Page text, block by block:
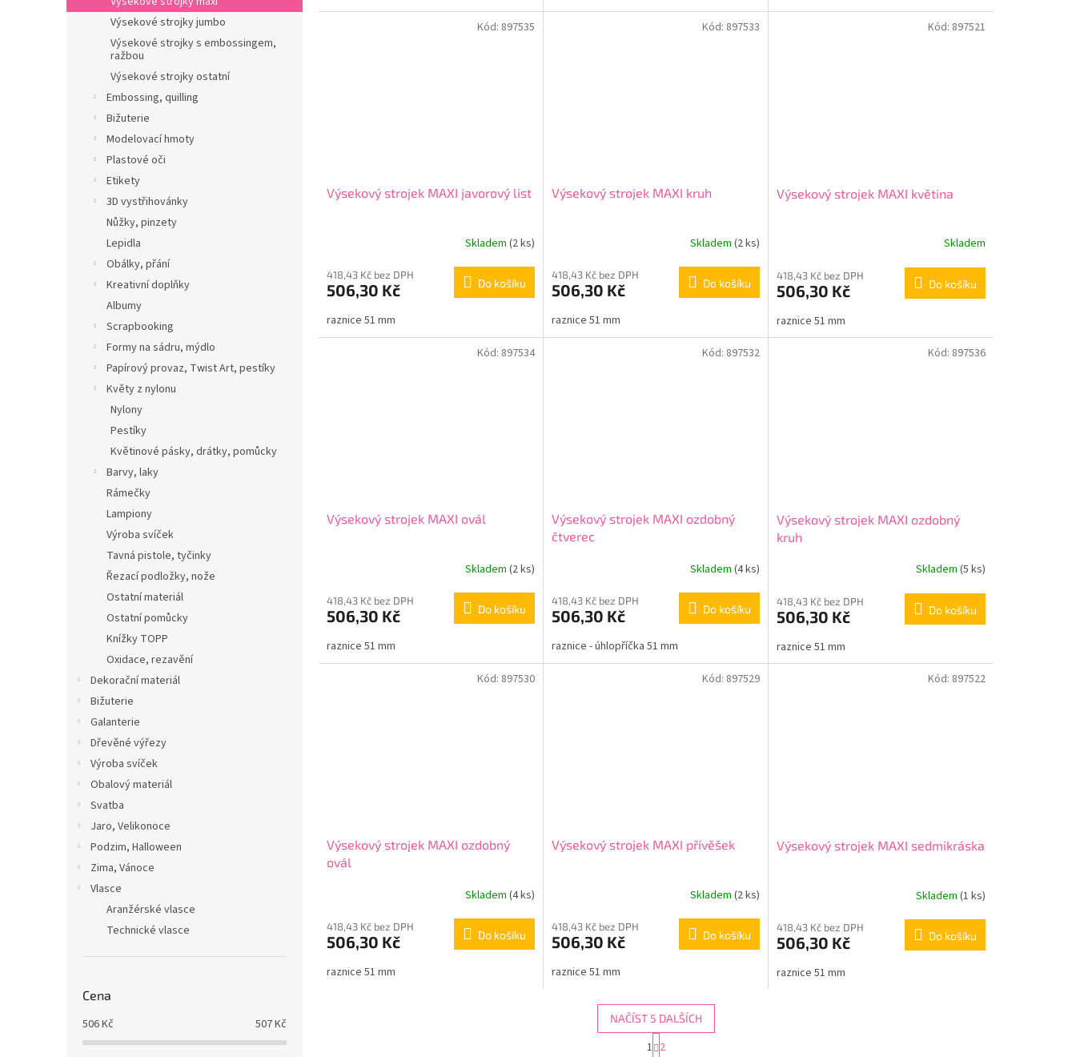
Výsekové strojky jumbo
Výsekové strojky s embossingem,
ražbou
Výsekové strojky ostatní
Embossing, quilling
Bižuterie
Modelovací hmoty
Plastové oči
Etikety
3D vystřihovánky
Nůžky, pinzety
Lepidla
Obálky, přání
Kreativní doplňky
Albumy
Scrapbooking
Formy na sádru, mýdlo
Papírový provaz, Twist Art, pestíky
Květy z nylonu
Nylony
Pestíky
Květinové pásky, drátky, pomůcky
Barvy, laky
Rámečky
Lampiony
Výroba svíček
Tavná pistole, tyčinky
Řezací podložky, nože
Ostatní materiál
Ostatní pomůcky
Knížky TOPP
Oxidace, rezavění
Dekorační materiál
Bižuterie
Galanterie
Dřevěné výřezy
Výroba svíček
Obalový materiál
Svatba
Jaro, Velikonoce
Podzim, Halloween
Zima, Vánoce
Vlasce
Aranžérské vlasce
Technické vlasce
Cena
506Kč 507Kč
Výsekový strojek MAXI javorový list
Skladem (2 ks)
418,43 Kč bez DPH
506,30 Kč Do košíku
raznice 51 mm
Kód: 897535
Výsekový strojek MAXI kruh
Skladem (2 ks)
418,43 Kč bez DPH
506,30 Kč Do košíku
raznice 51 mm
Kód: 897533
Výsekový strojek MAXI květina
Skladem
418,43 Kč bez DPH
506,30 Kč Do košíku
raznice 51 mm
Kód: 897521
Výsekový strojek MAXI ovál
Skladem (2 ks)
418,43 Kč bez DPH
506,30 Kč Do košíku
raznice 51 mm
Kód: 897534
Výsekový strojek MAXI ozdobný
čtverec
Skladem (4 ks)
418,43 Kč bez DPH
506,30 Kč Do košíku
raznice - úhlopříčka 51 mm
Kód: 897532
Výsekový strojek MAXI ozdobný
kruh
Skladem (5 ks)
418,43 Kč bez DPH
506,30 Kč Do košíku
raznice 51 mm
Kód: 897536
Výsekový strojek MAXI ozdobný
ovál
Skladem (4 ks)
418,43 Kč bez DPH
506,30 Kč Do košíku
raznice 51 mm
Kód: 897530
Výsekový strojek MAXI přívěšek
Skladem (2 ks)
418,43 Kč bez DPH
506,30 Kč Do košíku
raznice 51 mm
Kód: 897529
Výsekový strojek MAXI sedmikráska
Skladem (1 ks)
418,43 Kč bez DPH
506,30 Kč Do košíku
raznice 51 mm
Kód: 897522
NAČÍST 5 DALŠÍCH
t
1 2